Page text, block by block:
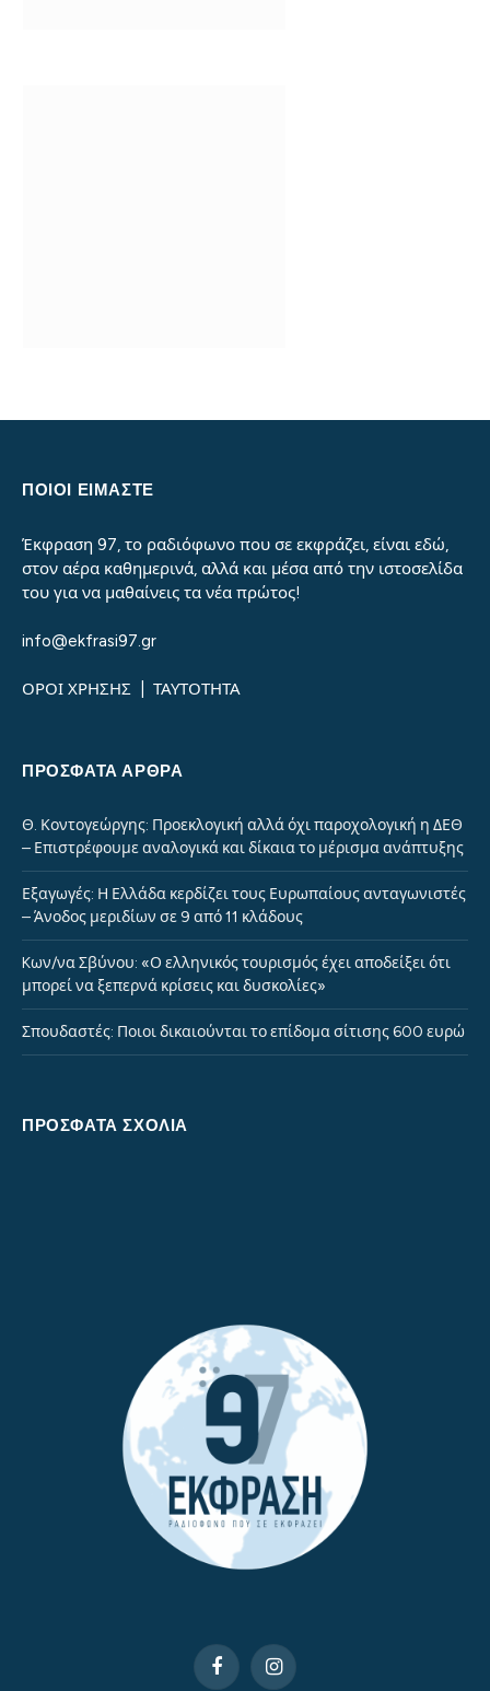
ΠΟΙΟΙ ΕΙΜΑΣΤΕ
Έκφραση 97, το ραδιόφωνο που σε εκφράζει, είναι εδώ,
στον αέρα καθημερινά, αλλά και μέσα από την ιστοσελίδα
του για να μαθαίνεις τα νέα πρώτος!
info@ekfrasi97.gr
ΟΡΟΙ ΧΡΗΣΗΣ ΤΑΥΤΟΤΗΤΑ
ΠΡΌΣΦΑΤΑ ΆΡΘΡΑ
Θ. Κοντογεώργης: Προεκλογική αλλά όχι παροχολογική η ΔΕΘ
– Επιστρέφουμε αναλογικά και δίκαια το μέρισμα ανάπτυξης
Εξαγωγές: Η Ελλάδα κερδίζει τους Ευρωπαίους ανταγωνιστές
– Άνοδος μεριδίων σε 9 από 11 κλάδους
Kων/να Σβύνου: «Ο ελληνικός τουρισμός έχει αποδείξει ότι
μπορεί να ξεπερνά κρίσεις και δυσκολίες»
Σπουδαστές: Ποιοι δικαιούνται το επίδομα σίτισης 600 ευρώ
ΠΡΌΣΦΑΤΑ ΣΧΌΛΙΑ
FacebookInstagram